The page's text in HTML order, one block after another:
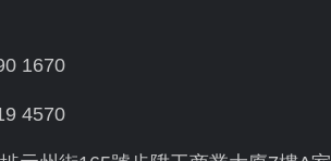
1670
4570